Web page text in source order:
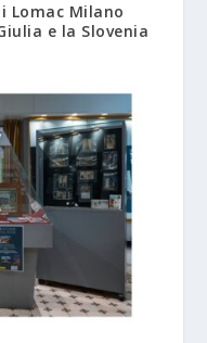
Lomac Milano
e la Slovenia